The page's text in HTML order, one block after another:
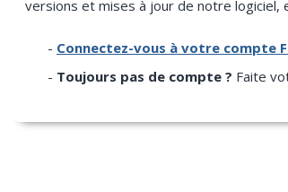
versions et mises à jour de notre
- Connectez-vous à votre compte
- Toujours pas de compte ? Faite